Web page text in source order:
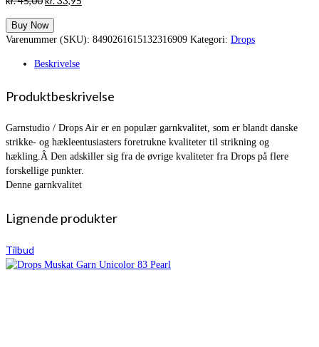
pris
var:
er:
Buy Now
Varenummer (SKU): 8490261615132316909 Kategori: Drops
Beskrivelse
Produktbeskrivelse
Garnstudio / Drops Air er en populær garnkvalitet, som er blandt danske
strikke- og hækleentusiasters foretrukne kvaliteter til strikning og
hækling.Â Den adskiller sig fra de øvrige kvaliteter fra Drops på flere
forskellige punkter.
Denne garnkvalitet
Lignende produkter
Tilbud